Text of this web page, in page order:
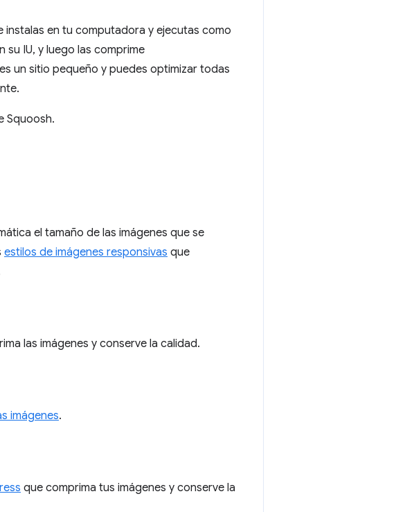
en tu computadora y ejecutas como
su IU, y luego las comprime
un sitio pequeño y puedes optimizar todas
Squoosh.
el tamaño de las imágenes que se
estilos de imágenes responsivas que
las imágenes y conserve la calidad.
imágenes.
que comprima tus imágenes y conserve la